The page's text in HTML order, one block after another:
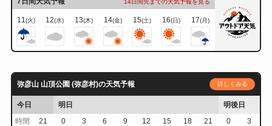
14日間先までの天気予報を見る
11(火) 12(水) 13(木) 14(金) 15(土) 16(日) 17(月)
弥彦山 山頂公園 (弥彦村)の天気予報 詳しくみる
今日 明日
明後日
時間
21 0 3 6 9 12 15 18 21 0
3